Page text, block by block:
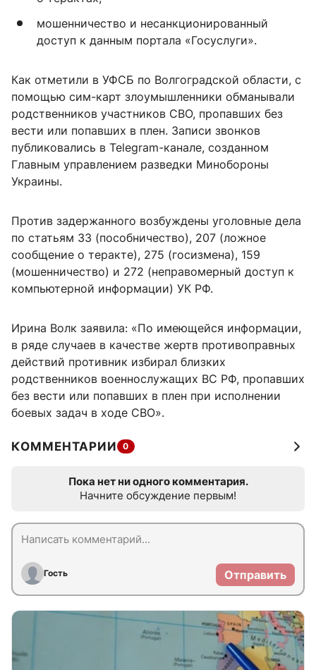
мошенничество и несанкционированный
доступ к данным портала «Госуслуги».
Как отметили в УФСБ по Волгоградской области, с
помощью сим-карт злоумышленники обманывали
родственников участников СВО, пропавших без
вести или попавших в плен. Записи звонков
публиковались в Telegram-канале, созданном
Главным управлением разведки Минобороны
Украины.
Против задержанного возбуждены уголовные дела
по статьям 33 (пособничество), 207 (ложное
сообщение о теракте), 275 (госизмена), 159
(мошенничество) и 272 (неправомерный доступ к
компьютерной информации) УК РФ.
Ирина Волк заявила: «По имеющейся информации,
в ряде случаев в качестве жертв противоправных
действий противник избирал близких
родственников военнослужащих ВС РФ, пропавших
без вести или попавших в плен при исполнении
боевых задач в ходе СВО».
КОММЕНТАРИИ 0
Пока нет ни одного комментария.
Начните обсуждение первым!
Гость Отправить